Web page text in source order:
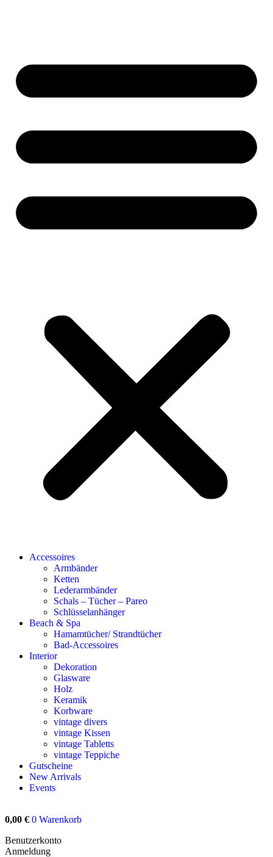
Accessoires
Armbänder
Ketten
Lederarmbänder
Schals – Tücher – Pareo
Schlüsselanhänger
Beach & Spa
Hamamtücher/ Strandtücher
Bad-Accessoires
Interior
Dekoration
Glasware
Holz
Keramik
Korbware
vintage divers
vintage Kissen
vintage Tabletts
vintage Teppiche
Gutscheine
New Arrivals
Events
0,00 € 0 Warenkorb
Benutzerkonto
Anmeldung